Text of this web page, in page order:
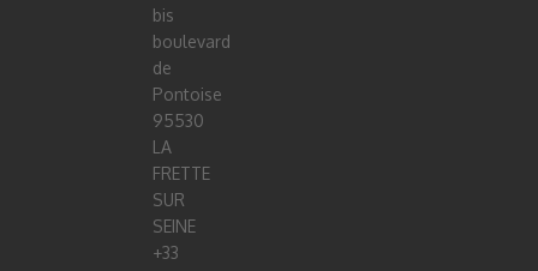
bis
boulevard
de
Pontoise
95530
LA
FRETTE
SUR
SEINE
+33